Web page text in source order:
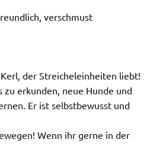
verschmust
der Streicheleinheiten liebt!
zu erkunden, neue Hunde und
Er ist selbstbewusst und
Wenn ihr gerne in der